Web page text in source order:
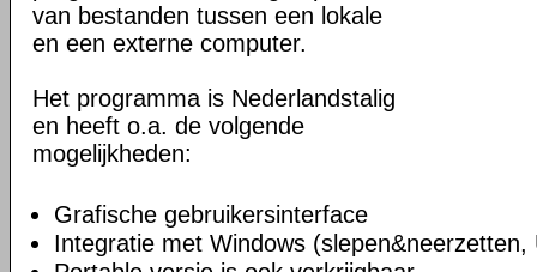
van bestanden tussen een lokale
en een externe computer.
Het programma is Nederlandstalig
en heeft o.a. de volgende
mogelijkheden:
Grafische gebruikersinterface
Integratie met Windows (slepen&neerzetten,